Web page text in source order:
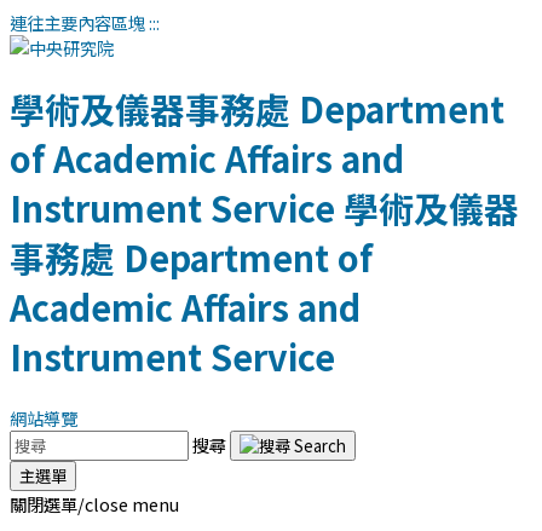
連往主要內容區塊:::
學術及儀器事務處 Department
of Academic Affairs and
Instrument Service 學術及儀器
事務處 Department of
Academic Affairs and
Instrument Service
網站導覽
搜尋
主選單
關閉選單/close menu